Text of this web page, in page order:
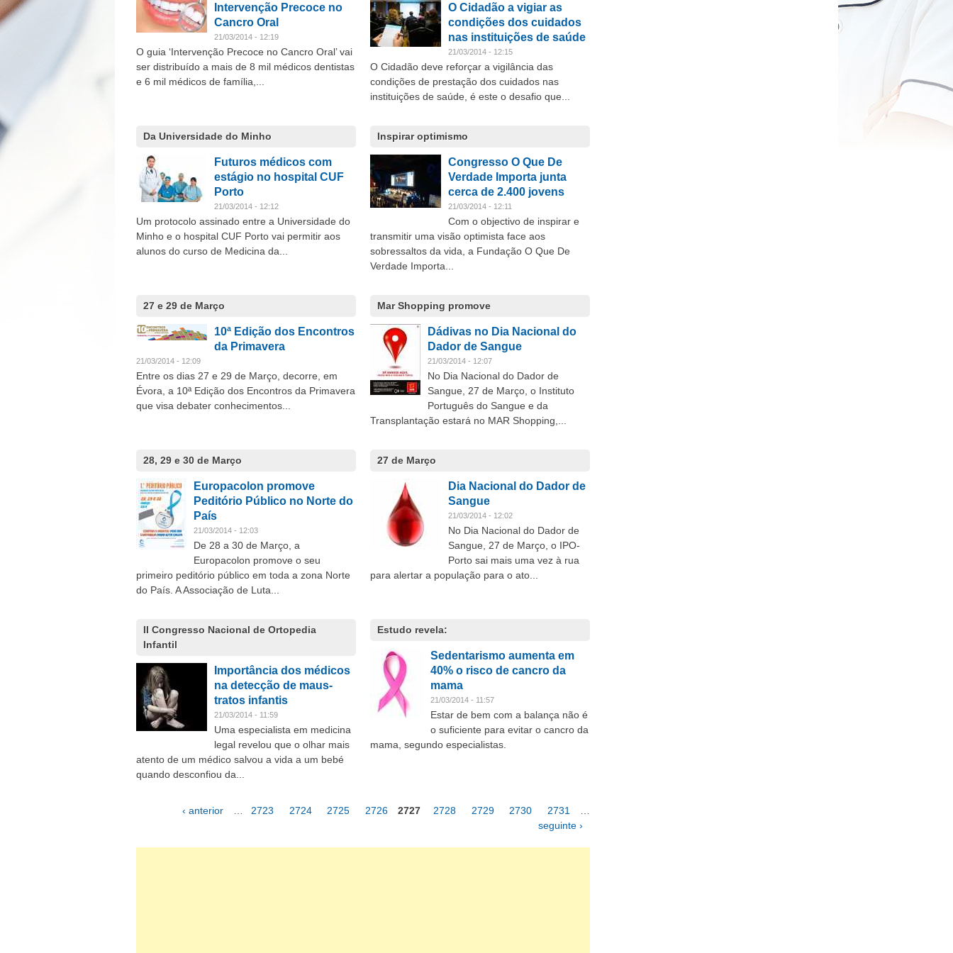
Intervenção Precoce no
Cancro Oral
21/03/2014 - 12:19
O guia ‘Intervenção Precoce no Cancro Oral’ vai
ser distribuído a mais de 8 mil médicos dentistas
e 6 mil médicos de família,...
O Cidadão a vigiar as
condições dos cuidados
nas instituições de saúde
21/03/2014 - 12:15
O Cidadão deve reforçar a vigilância das
condições de prestação dos cuidados nas
instituições de saúde, é este o desafio que...
Da Universidade do Minho
Futuros médicos com
estágio no hospital CUF
Porto
21/03/2014 - 12:12
Um protocolo assinado entre a Universidade do
Minho e o hospital CUF Porto vai permitir aos
alunos do curso de Medicina da...
Inspirar optimismo
Congresso O Que De
Verdade Importa junta
cerca de 2.400 jovens
21/03/2014 - 12:11
Com o objectivo de inspirar e
transmitir uma visão optimista face aos
sobressaltos da vida, a Fundação O Que De
Verdade Importa...
27 e 29 de Março
10ª Edição dos Encontros
da Primavera
21/03/2014 - 12:09
Entre os dias 27 e 29 de Março, decorre, em
Évora, a 10ª Edição dos Encontros da Primavera
que visa debater conhecimentos...
Mar Shopping promove
Dádivas no Dia Nacional do
Dador de Sangue
21/03/2014 - 12:07
No Dia Nacional do Dador de
Sangue, 27 de Março, o Instituto
Português do Sangue e da
Transplantação estará no MAR Shopping,...
28, 29 e 30 de Março
Europacolon promove
Peditório Público no Norte do
País
21/03/2014 - 12:03
De 28 a 30 de Março, a
Europacolon promove o seu
primeiro peditório público em toda a zona Norte
do País. A Associação de Luta...
27 de Março
Dia Nacional do Dador de
Sangue
21/03/2014 - 12:02
No Dia Nacional do Dador de
Sangue, 27 de Março, o IPO-
Porto sai mais uma vez à rua
para alertar a população para o ato...
II Congresso Nacional de Ortopedia
Infantil
Importância dos médicos
na detecção de maus-
tratos infantis
21/03/2014 - 11:59
Uma especialista em medicina
legal revelou que o olhar mais
atento de um médico salvou a vida a um bebé
quando desconfiou da...
Estudo revela:
Sedentarismo aumenta em
40% o risco de cancro da
mama
21/03/2014 - 11:57
Estar de bem com a balança não é
o suficiente para evitar o cancro da
mama, segundo especialistas.
‹ anterior 2723 2724 2725 2726 2727 2728 2729 2730 2731
seguinte ›